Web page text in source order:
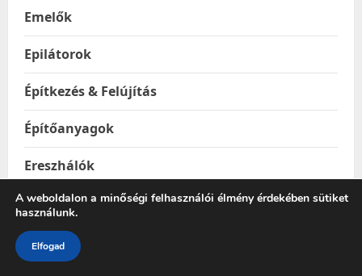
Emelők
Epilátorok
Építkezés & Felújítás
Építőanyagok
Ereszhálók
Esővízgyűjtő tartályok
Esőztetők és locsolók
A weboldalon a minőségi felhasználói élmény érdekében sütiket
használunk.
Elfogad